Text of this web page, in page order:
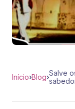
Início›Blog›Salve